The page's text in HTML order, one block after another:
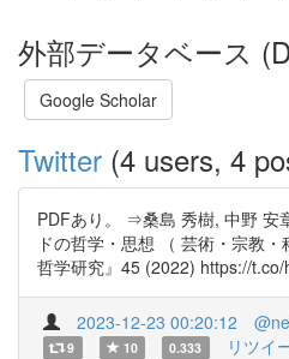
外部データベース
Google Scholar
Twitter (4 users, 4
PDFあり。 ⇒桑島 秀樹, 中野
ドの哲学・思想 （ 芸術・宗教
哲学研究』45 (2022) https://
2023-12-23 00:20:12
9 10 0.333 リツイ